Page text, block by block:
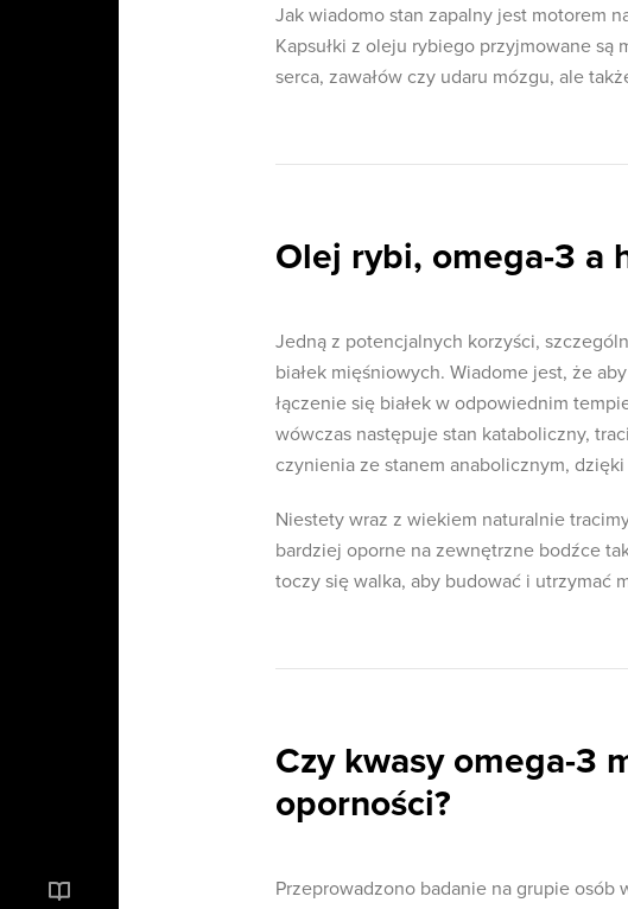
Jak wiadomo stan zapalny jest motorem
Kapsułki z oleju rybiego przyjmowane
serca, zawałów czy udaru mózgu, ale
Olej rybi, omega-3 a
Jedną z potencjalnych korzyści,
białek mięśniowych. Wiadome jest, że
łączenie się białek w odpowiednim
wówczas następuje stan kataboliczny,
czynienia ze stanem anabolicznym,
Niestety wraz z wiekiem naturalnie
bardziej oporne na zewnętrzne bodźce
toczy się walka, aby budować i utrzymać
Czy kwasy omega-3
oporności?
Przeprowadzono badanie na grupie